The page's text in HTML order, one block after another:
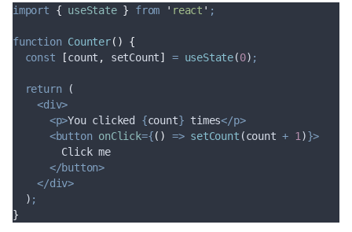
import { useState } from ' react ' ;
function Counter()
{
const
[count , setCount] = useState(0) ;
return (
<div>
<p>You clicked {count} times</p>
<button onClick={() => setCount (count + 1)}>
        Click me
</button>
</div>
  )
;
}